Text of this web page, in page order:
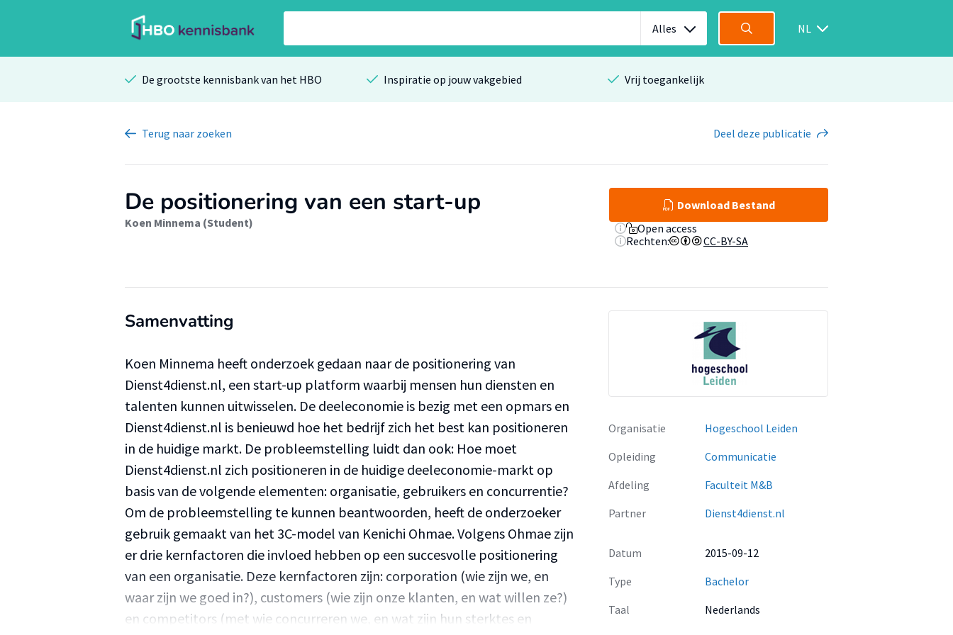
Alles NL
De grootste kennisbank van het HBO Inspiratie op jouw vakgebied Vrij toegankelijk
Terug naar zoeken Deel deze publicatie
De positionering van een start-up
Koen Minnema (Student)
Download Bestand
Open access
Rechten:
CC-BY-SA
Samenvatting
Koen Minnema heeft onderzoek gedaan naar de positionering van
Dienst4dienst.nl, een start-up platform waarbij mensen hun diensten en
talenten kunnen uitwisselen. De deeleconomie is bezig met een opmars en
Dienst4dienst.nl is benieuwd hoe het bedrijf zich het best kan positioneren
in de huidige markt. De probleemstelling luidt dan ook: Hoe moet
Dienst4dienst.nl zich positioneren in de huidige deeleconomie-markt op
basis van de volgende elementen: organisatie, gebruikers en concurrentie?
Om de probleemstelling te kunnen beantwoorden, heeft de onderzoeker
gebruik gemaakt van het 3C-model van Kenichi Ohmae. Volgens Ohmae zijn
er drie kernfactoren die invloed hebben op een succesvolle positionering
van een organisatie. Deze kernfactoren zijn: corporation (wie zijn we, en
waar zijn we goed in?), customers (wie zijn onze klanten, en wat willen ze?)
en competitors (met wie concurreren we, en wat zijn hun sterktes en
Organisatie
Hogeschool Leiden
Opleiding
Communicatie
Afdeling
Faculteit M&B
Partner
Dienst4dienst.nl
Datum
2015-09-12
Type
Bachelor
Taal
Nederlands